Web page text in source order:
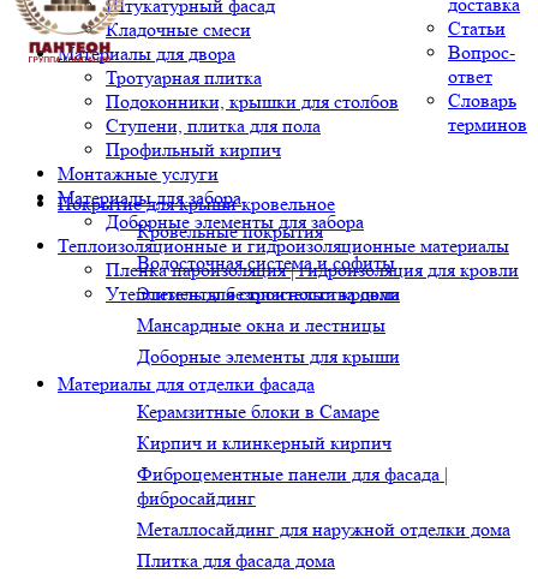
Штукатурный фасад
Кладочные смеси
Материалы для двора
Тротуарная плитка
Подоконники, крышки для столбов
Ступени, плитка для пола
Профильный кирпич
Монтажные услуги
Материалы для забора
Доборные элементы для забора
Теплоизоляционные и гидроизоляционные материалы
Пленка пароизоляция | гидроизоляция для кровли
Утеплитель для строительства дома
Статьи
Вопрос-
ответ
Словарь
терминов
Покрытие для крыши кровельное
Кровельные покрытия
Водосточная система и софиты
Элементы безопасности кровли
Мансардные окна и лестницы
Доборные элементы для крыши
Материалы для отделки фасада
Керамзитные блоки в Самаре
Кирпич и клинкерный кирпич
Фиброцементные панели для фасада |
фибросайдинг
Металлосайдинг для наружной отделки дома
Плитка для фасада дома